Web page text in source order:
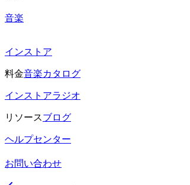
音楽
インストア
料金音楽カタログ
インストアラジオ
リソースブログ
ヘルプセンター
お問い合わせ